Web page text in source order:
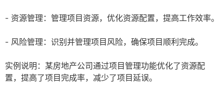
- 资源管理：管理项目资源，优化资源配置，提高工作效率。
- 风险管理：识别并管理项目风险，确保项目顺利完成。
实例说明：某房地产公司通过项目管理功能优化了资源配
置，提高了项目完成率，减少了项目延误。